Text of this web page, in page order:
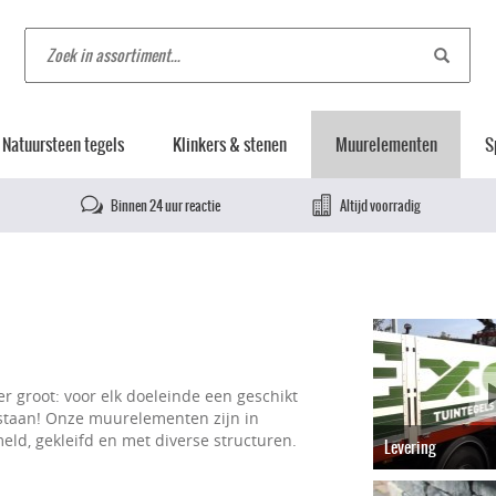
Natuursteen tegels Klinkers & stenen Muurelementen
Binnen 24 uur reactie Altijd voorradig
groot: voor elk doeleinde een geschikt
Onze muurelementen zijn in
gekleifd en met diverse structuren.
Levering